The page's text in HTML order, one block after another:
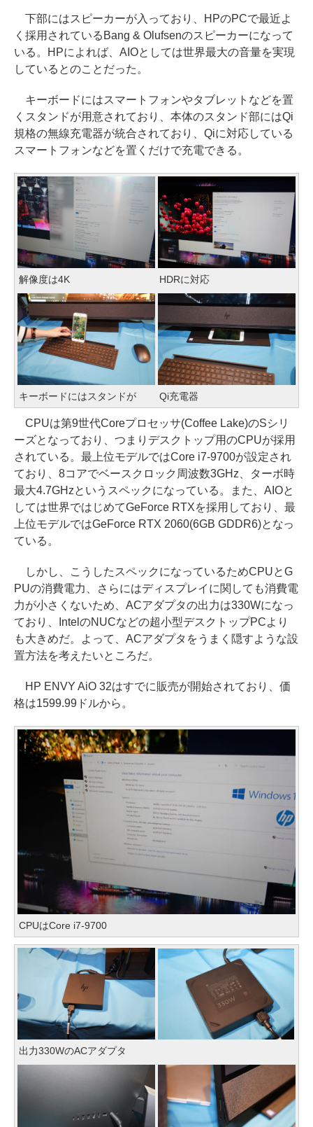
下部にはスピーカーが入っており、HPのPCで最近よ
く採用されているBang & Olufsenのスピーカーになって
いる。HPによれば、AIOとしては世界最大の音量を実現
しているとのことだった。
キーボードにはスマートフォンやタブレットなどを置
くスタンドが用意されており、本体のスタンド部にはQi
規格の無線充電器が統合されており、Qiに対応している
スマートフォンなどを置くだけで充電できる。
解像度は4K HDRに対応
キーボードにはスタンドが Qi充電器
CPUは第9世代Coreプロセッサ(Coffee Lake)のSシリ
ーズとなっており、つまりデスクトップ用のCPUが採用
されている。最上位モデルではCore i7-9700が設定され
ており、8コアでベースクロック周波数3GHz、ターボ時
最大4.7GHzというスペックになっている。また、AIOと
しては世界ではじめてGeForce RTXを採用しており、最
上位モデルではGeForce RTX 2060(6GB GDDR6)となっ
ている。
しかし、こうしたスペックになっているためCPUとG
PUの消費電力、さらにはディスプレイに関しても消費電
力が小さくないため、ACアダプタの出力は330Wになっ
ており、IntelのNUCなどの超小型デスクトップPCより
も大きめだ。よって、ACアダプタをうまく隠すような設
置方法を考えたいところだ。
HP ENVY AiO 32はすでに販売が開始されており、価
格は1599.99ドルから。
CPUはCore i7-9700
出力330WのACアダプタ